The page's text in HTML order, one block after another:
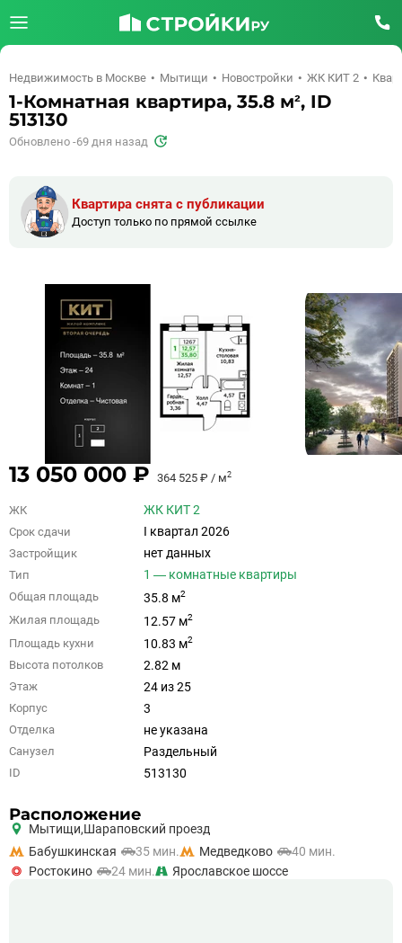
Недвижимость в Москве Мытищи Новостройки ЖК КИТ 2
1-Комнатная квартира, 35.8 м², ID
513130
Обновлено -69 дня назад
Квартира снята с публикации
Доступ только по прямой ссылке
13 050 000 ₽ 364 525 ₽ / м2
ЖК ЖК КИТ 2
Срок сдачи I квартал 2026
Застройщик нет данных
Тип 1 — комнатные квартиры
Общая площадь 35.8 м2
Жилая площадь 12.57 м2
Площадь кухни 10.83 м2
Высота потолков 2.82 м
Этаж 24 из 25
Корпус 3
Отделка не указана
Санузел Раздельный
ID 513130
Расположение
Мытищи,Шараповский проезд
Бабушкинская
35 мин. Медведково
40 мин.
Ростокино
24 мин. Ярославское шоссе